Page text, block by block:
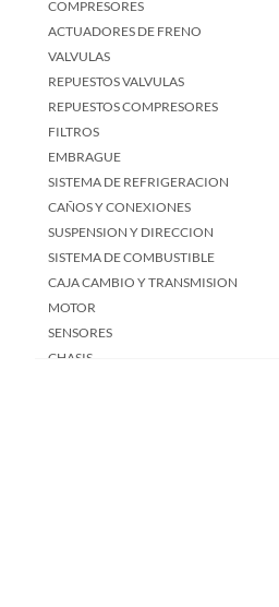
COMPRESORES
ACTUADORES DE FRENO
VALVULAS
REPUESTOS VALVULAS
REPUESTOS COMPRESORES
FILTROS
EMBRAGUE
SISTEMA DE REFRIGERACION
CAÑOS Y CONEXIONES
SUSPENSION Y DIRECCION
SISTEMA DE COMBUSTIBLE
CAJA CAMBIO Y TRANSMISION
MOTOR
SENSORES
CHASIS